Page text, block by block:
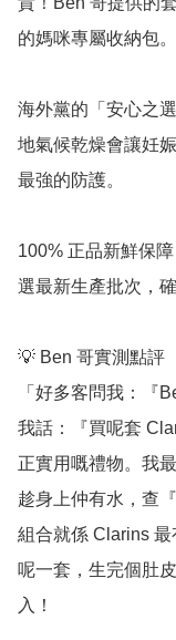
的媽咪專屬收納包。
海外黨的「安心
地氣候乾燥會讓妊
最強的防護。
100% 正品新鮮保
選最新生產批次，
💡 Ben 哥實測點評
「好多客問我：『
我話：『買呢套
正實用嘅禮物。我
趁身上仲有水，查
組合就係 Clarins
呢一套，生完個肚
入！